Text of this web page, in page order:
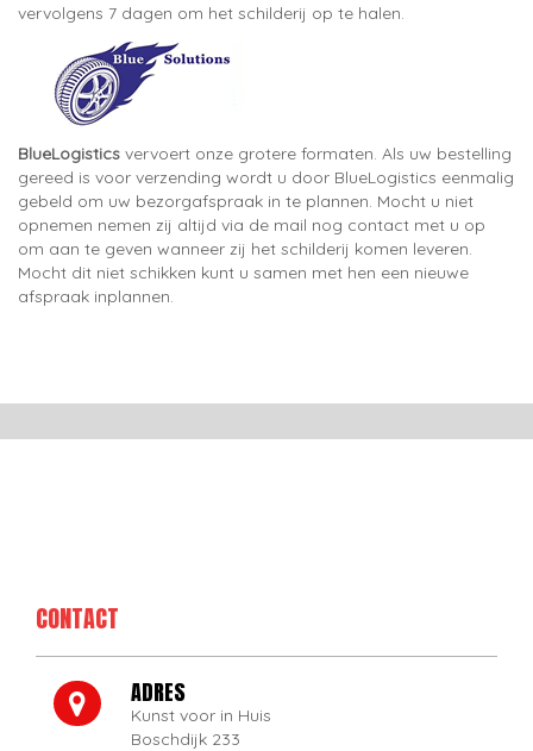
vervolgens 7 dagen om het schilderij op te halen.
BlueLogistics vervoert onze grotere formaten. Als uw bestelling
gereed is voor verzending wordt u door BlueLogistics eenmalig
gebeld om uw bezorgafspraak in te plannen. Mocht u niet
opnemen nemen zij altijd via de mail nog contact met u op
om aan te geven wanneer zij het schilderij komen leveren.
Mocht dit niet schikken kunt u samen met hen een nieuwe
afspraak inplannen.
CONTACT
ADRES
Kunst voor in Huis
Boschdijk 233